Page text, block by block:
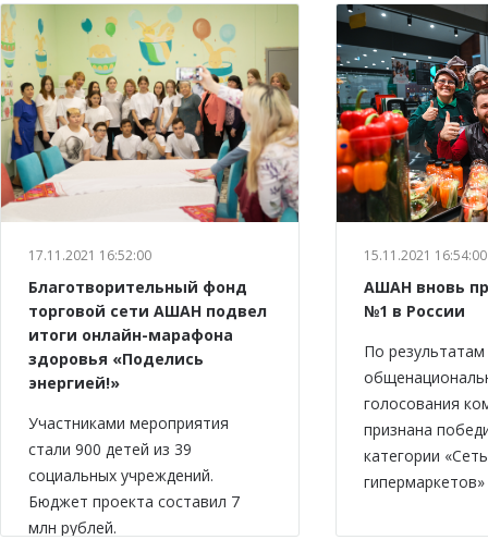
17.11.2021 16:52:00
Благотворительный фонд
торговой сети АШАН подвел
итоги онлайн-марафона
здоровья «Поделись
энергией!»
Участниками мероприятия
стали 900 детей из 39
социальных учреждений.
Бюджет проекта составил 7
млн рублей.
15.11.2021 16:54:00
АШАН вновь
№1 в России
По результатам
голосования
признана
категории «Сеть